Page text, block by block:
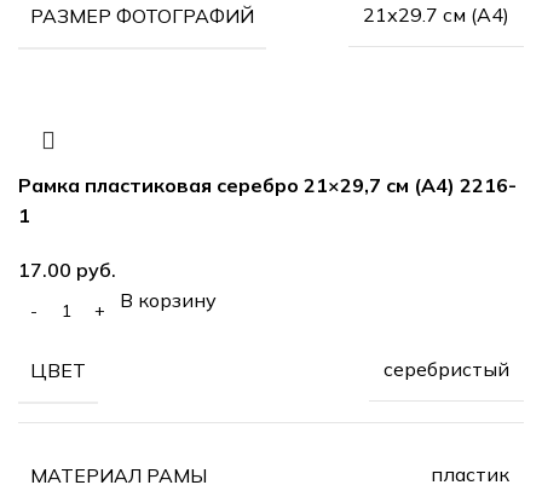
РАЗМЕР ФОТОГРАФИЙ 21х29.7 см (А4)
Рамка пластиковая серебро 21×29,7 см (А4) 2216-
1
руб.
В корзину
ЦВЕТ серебристый
МАТЕРИАЛ РАМЫ пластик